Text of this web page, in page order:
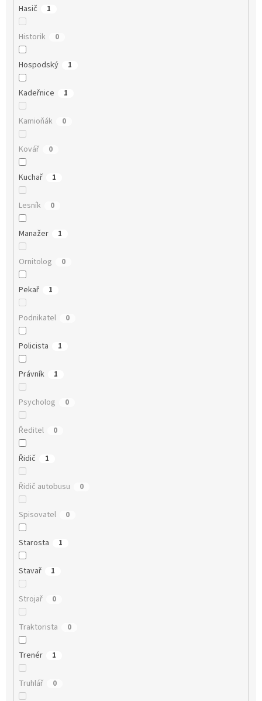
Hasič 1
Historik 0
Hospodský 1
Kadeřnice 1
Kamioňák 0
Kovář 0
Kuchař 1
Lesník 0
Manažer 1
Ornitolog 0
Pekař 1
Podnikatel 0
Policista 1
Právník 1
Psycholog 0
Ředitel 0
Řidič 1
Řidič autobusu 0
Spisovatel 0
Starosta 1
Stavař 1
Strojař 0
Traktorista 0
Trenér 1
Truhlář 0